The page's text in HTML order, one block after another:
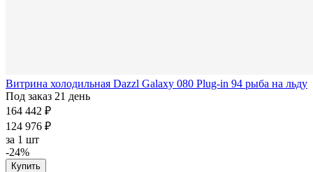
Витрина холодильная Dazzl Galaxy 080 Plug-in 94 рыба на льду
Под заказ 21 день
164 442 ₽
124 976 ₽
за 1 шт
-24%
Купить